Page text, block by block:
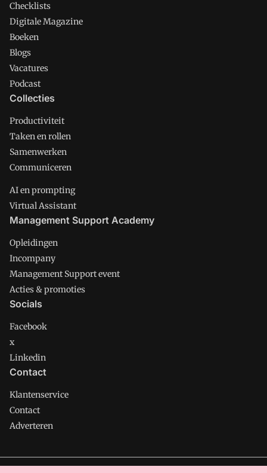
Checklists
Digitale Magazine
Boeken
Blogs
Vacatures
Podcast
Collecties
Productiviteit
Taken en rollen
Samenwerken
Communiceren
AI en prompting
Virtual Assistant
Management Support Academy
Opleidingen
Incompany
Management Support event
Acties & promoties
Socials
Facebook
x
Linkedin
Contact
Klantenservice
Contact
Adverteren